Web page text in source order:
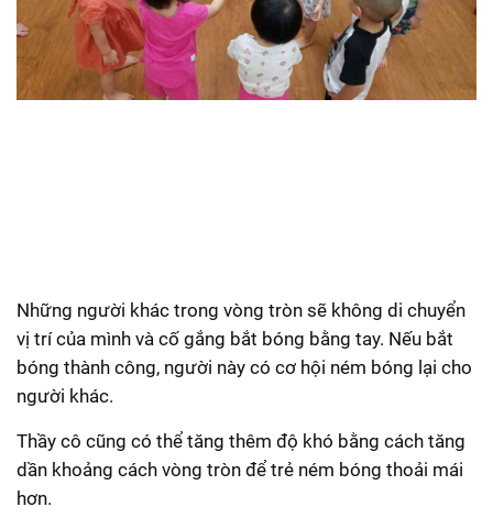
Những người khác trong vòng tròn sẽ không di chuyển
vị trí của mình và cố gắng bắt bóng bằng tay. Nếu bắt
bóng thành công, người này có cơ hội ném bóng lại cho
người khác.
Thầy cô cũng có thể tăng thêm độ khó bằng cách tăng
dần khoảng cách vòng tròn để trẻ ném bóng thoải mái
hơn.